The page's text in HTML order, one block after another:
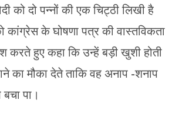
को दो पन्नों की एक चिट्ठी लिखी है
कांग्रेस के घोषणा पत्र की वास्तविकता
करते हुए कहा कि उन्हें बड़ी खुशी होती
का मौका देते ताकि वह अनाप -शनाप
पा।